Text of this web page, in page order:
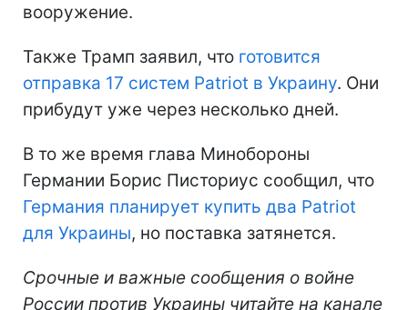
вооружение.
Также Трамп заявил, что готовится
отправка 17 систем Patriot в Украину. Они
прибудут уже через несколько дней.
В то же время глава Минобороны
Германии Борис Писториус сообщил, что
Германия планирует купить два Patriot
для Украины, но поставка затянется.
Срочные и важные сообщения о войне
России против Украины читайте на канале